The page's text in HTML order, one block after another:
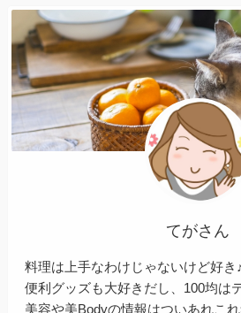
てがさん
料理は上手なわけじゃないけど好き♪
便利グッズも大好きだし、100均は
美容や美Bodyの情報はついあれこ